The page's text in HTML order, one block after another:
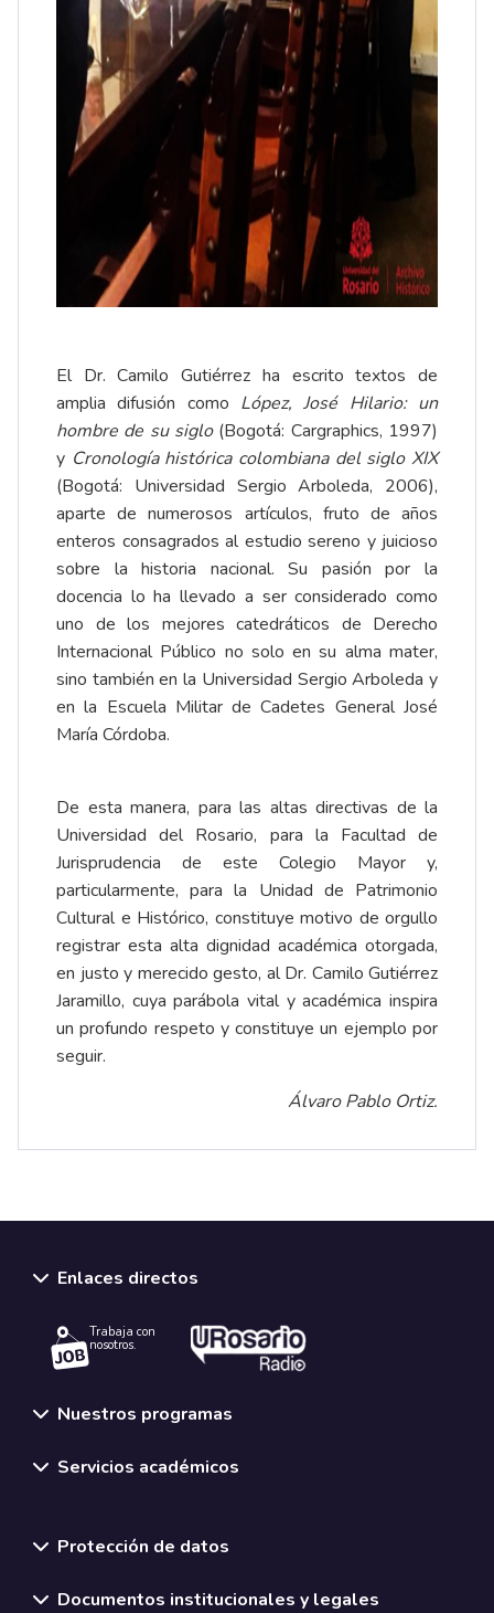
El Dr. Camilo Gutiérrez ha escrito textos de
amplia difusión como López, José Hilario: un
hombre de su siglo(Bogotá: Cargraphics, 1997)
y Cronología histórica colombiana del siglo XIX
(Bogotá: Universidad Sergio Arboleda, 2006),
aparte de numerosos artículos, fruto de años
enteros consagrados al estudio sereno y juicioso
sobre la historia nacional. Su pasión por la
docencia lo ha llevado a ser considerado como
uno de los mejores catedráticos de Derecho
Internacional Público no solo en su alma mater,
sino también en la Universidad Sergio Arboleda y
en la Escuela Militar de Cadetes General José
María Córdoba.
De esta manera, para las altas directivas de la
Universidad del Rosario, para la Facultad de
Jurisprudencia de este Colegio Mayor y,
particularmente, para la Unidad de Patrimonio
Cultural e Histórico, constituye motivo de orgullo
registrar esta alta dignidad académica otorgada,
en justo y merecido gesto, al Dr. Camilo Gutiérrez
Jaramillo, cuya parábola vital y académica inspira
un profundo respeto y constituye un ejemplo por
seguir.
Álvaro Pablo Ortiz.
Enlaces directos
Trabaja con
nosotros.
Nuestros programas
Servicios académicos
Protección de datos
Documentos institucionales y legales